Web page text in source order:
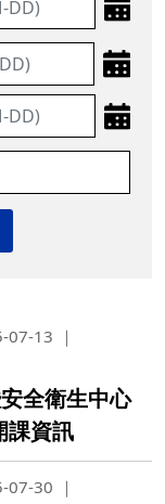
07-13
全衛生中心
課資訊
07-30